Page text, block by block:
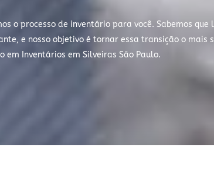
o processo de inventário para você. Sabemos que
e nosso objetivo é tornar essa transição o mais
em Inventários em Silveiras São Paulo.